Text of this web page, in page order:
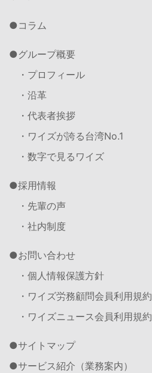
コラム
グループ概要
・プロフィール
・沿革
・代表者挨拶
・ワイズが誇る台湾No.1
・数字で見るワイズ
採用情報
・先輩の声
・社内制度
お問い合わせ
・個人情報保護方針
・ワイズ労務顧問会員利用規約
・ワイズニュース会員利用規約
サイトマップ
サービス紹介（業務案内）